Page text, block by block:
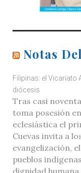
Notas
Filipinas: el Vicariato
diócesis
Tras casi
toma posesión
eclesiástica el
Cuevas invita a
evangelización,
pueblos
dignidad